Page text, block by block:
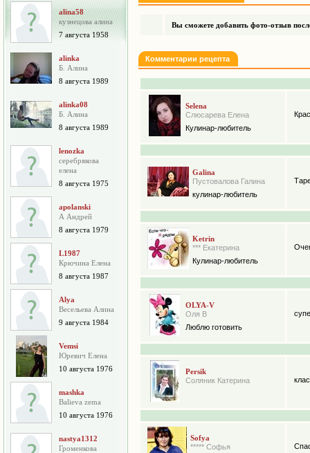
alina58
кузнецова алина
7 августа 1958
alinka
Б. Алина
8 августа 1989
alinka08
Б. Алина
8 августа 1989
lenozka
серебрякова
елена
8 августа 1975
apolanski
А Андрей
8 августа 1979
L1987
Крючина Елена
8 августа 1987
Alya
Весельева Алина
9 августа 1984
Vemsi
Юревич Елена
10 августа 1976
mashka
Balieva zema
10 августа 1976
nastya1312
Громенкова
Вы сможете добавить фото-отзыв
Комментарии рецепта
Selena
Слюсарева Елена
Кулинар-любитель
Galina
Пустовалова Галина
кулинар-любитель
Ketrin
*** Екатерина
Кулинар-любитель
OLYA-V
Оля В
Люблю готовить
Persik
Соляник Катерина
Sofya
***** Софья